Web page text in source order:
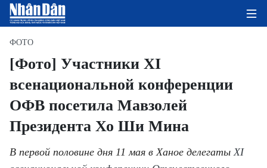
ГЛАВНАЯ СТРАНИЦА
ПОЛИТИКА
ФОТО
[Фото] Участники XI
всенациональной конференции
ОФВ посетила Мавзолей
Президента Хо Ши Мина
В первой половине дня 11 мая в Ханое делегатыXI